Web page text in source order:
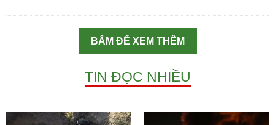
BẤM ĐỂ XEM THÊM
TIN ĐỌC NHIỀU